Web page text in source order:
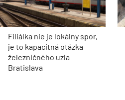
Filiálka nie je lokálny spor,
je to kapacitná otázka
železničného uzla
Bratislava